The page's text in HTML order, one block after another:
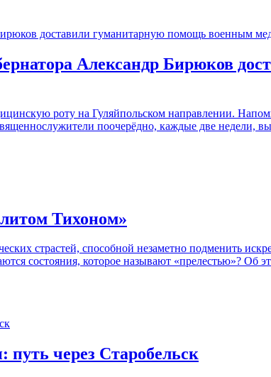
Александр Бирюков
роту на Гуляйпольском направлении.
поочерёдно, каждые две недели,
Тихоном»
страстей, способной незаметно подменить
состояния, которое называют «прелестью»?
через Старобельск